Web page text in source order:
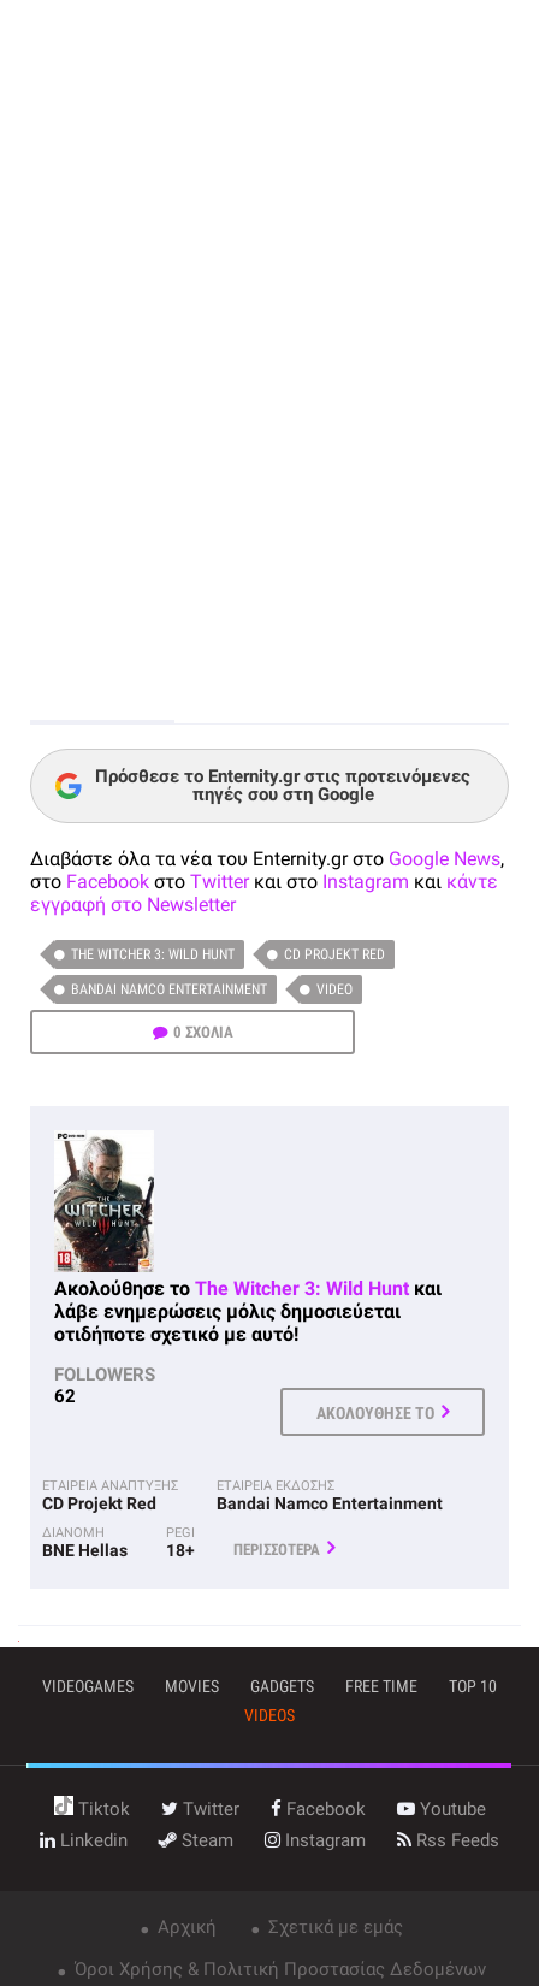
Πρόσθεσε το Enternity.gr στις προτεινόμενες
πηγές σου στη Google
Διαβάστε όλα τα νέα του Enternity.gr στο Google News,
στο Facebook στο Twitterκαι στο Instagram και κάντε
εγγραφή στο Newsletter
THE WITCHER 3: WILD HUNT CD PROJEKT RED
BANDAI NAMCO ENTERTAINMENT VIDEO
0 ΣΧΟΛΙΑ
Ακολούθησε το The Witcher 3: Wild Hunt και
λάβε ενημερώσεις μόλις δημοσιεύεται
οτιδήποτε σχετικό με αυτό!
FOLLOWERS
62
ΑΚΟΛΟΥΘΗΣΕ ΤΟ
ΕΤΑΙΡΕΙΑ ΑΝΑΠΤΥΞΗΣ
CD Projekt Red
ΕΤΑΙΡΕΙΑ ΕΚΔΟΣΗΣ
Bandai Namco Entertainment
ΔΙΑΝΟΜΗ
BNE Hellas
PEGI
18+ ΠΕΡΙΣΣΟΤΕΡΑ
VIDEOGAMES MOVIES GADGETS FREE TIME
TOP 10
VIDEOS
Tiktok Twitter Facebook
Youtube
Linkedin
Steam Instagram Rss Feeds
Αρχική
Σχετικά με εμάς
Όροι Χρήσης & Πολιτική Προστασίας Δεδομένων